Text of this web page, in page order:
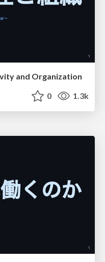
and Organization
0 1.3k